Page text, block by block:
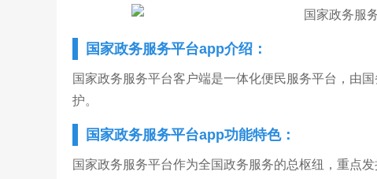
国家政务服务平台app介绍：
国家政务服务平台客户端是一体化便民服务平台，由
护。
国家政务服务平台app功能特色：
国家政务服务平台作为全国政务服务的总枢纽，重点